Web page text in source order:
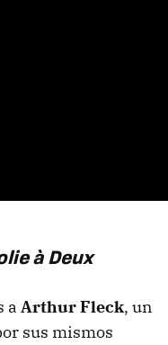
à Deux
a Arthur Fleck, un
sus mismos